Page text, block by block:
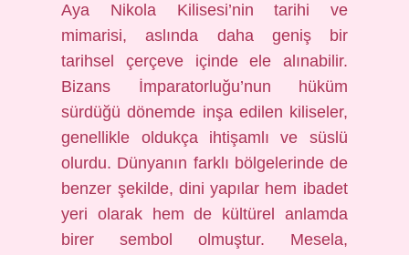
Aya Nikola Kilisesi’nin tarihi ve
mimarisi, aslında daha geniş bir
tarihsel çerçeve içinde ele alınabilir.
Bizans İmparatorluğu’nun hüküm
sürdüğü dönemde inşa edilen kiliseler,
genellikle oldukça ihtişamlı ve süslü
olurdu. Dünyanın farklı bölgelerinde de
benzer şekilde, dini yapılar hem ibadet
yeri olarak hem de kültürel anlamda
birer sembol olmuştur. Mesela,